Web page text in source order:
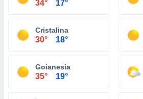
34° 17°
Cristalina
30° 18°
Goianesia
35° 19°